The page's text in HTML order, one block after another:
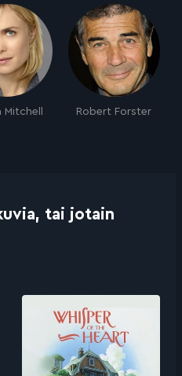
Mitchell Robert Forster
tai jotain